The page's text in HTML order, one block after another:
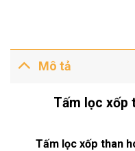
Mô tả
Tấm lọc xốp
Tấm lọc xốp than